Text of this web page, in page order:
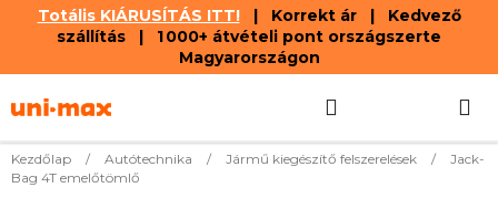
Totális KIÁRUSÍTÁS ITT!| Korrekt ár | Kedvező
szállítás | 1 000+ átvételi pont országszerte
Magyarországon
tartalomhoz
KOSÁR
Kezdőlap / Autótechnika / Jármű kiegészítő felszerelések /
Jack-
Bag 4T emelőtömlő